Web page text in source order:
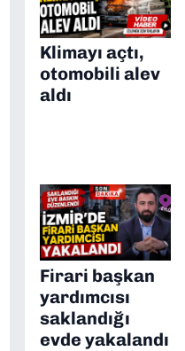
Klimayı açtı,
otomobili alev
aldı
Firari başkan
yardımcısı
saklandığı
evde yakalandı